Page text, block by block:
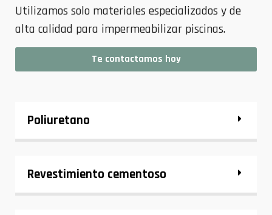
Utilizamos solo materiales especializados y de
alta calidad para impermeabilizar piscinas.
Te contactamos hoy
Poliuretano
Revestimiento cementoso